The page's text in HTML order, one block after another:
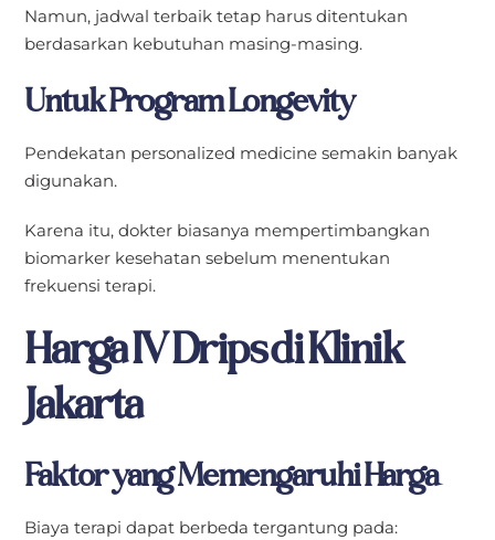
Namun, jadwal terbaik tetap harus ditentukan
berdasarkan kebutuhan masing-masing.
Untuk Program Longevity
Pendekatan personalized medicine semakin banyak
digunakan.
Karena itu, dokter biasanya mempertimbangkan
biomarker kesehatan sebelum menentukan
frekuensi terapi.
Harga IV Drips di Klinik
Jakarta
Faktor yang Memengaruhi Harga
Biaya terapi dapat berbeda tergantung pada: